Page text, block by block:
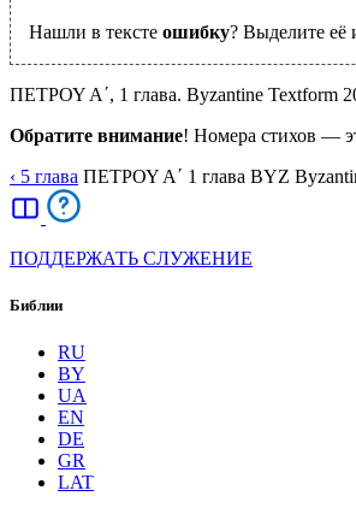
Нашли в тексте ошибку? Выделите её
ΠΕΤΡΟΥ Α΄, 1 глава. Byzantine Textform
Обратите внимание! Номера стихов —
‹ 5 глава ΠΕΤΡΟΥ Α΄ 1 глава BYZ
ПОДДЕРЖАТЬ СЛУЖЕНИЕ
Библии
RU
BY
UA
EN
DE
GR
LAT